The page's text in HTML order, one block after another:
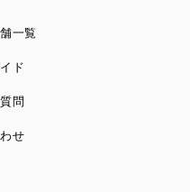
一覧
ド
問
せ